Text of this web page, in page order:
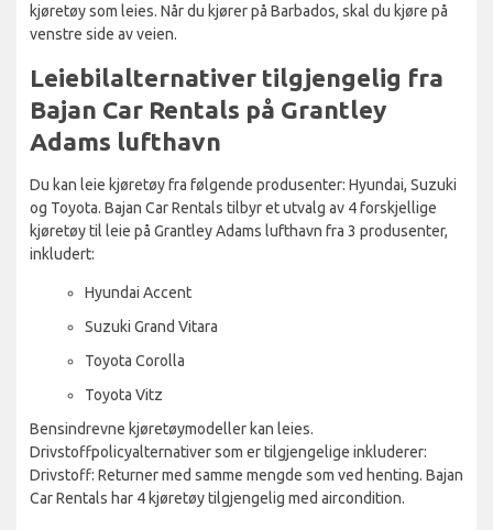
kjøretøy som leies. Når du kjører på Barbados, skal du kjøre på
venstre side av veien.
Leiebilalternativer tilgjengelig fra
Bajan Car Rentals på Grantley
Adams lufthavn
Du kan leie kjøretøy fra følgende produsenter: Hyundai, Suzuki
og Toyota. Bajan Car Rentals tilbyr et utvalg av 4 forskjellige
kjøretøy til leie på Grantley Adams lufthavn fra 3 produsenter,
inkludert:
Hyundai Accent
Suzuki Grand Vitara
Toyota Corolla
Toyota Vitz
Bensindrevne kjøretøymodeller kan leies.
Drivstoffpolicyalternativer som er tilgjengelige inkluderer:
Drivstoff: Returner med samme mengde som ved henting. Bajan
Car Rentals har 4 kjøretøy tilgjengelig med aircondition.